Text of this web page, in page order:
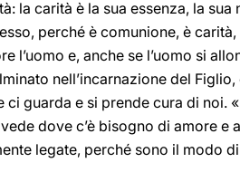
la carità è la sua essenza, la
perché è comunione, è
l’uomo e, anche se l’uomo si
nell’incarnazione del Figlio,
guarda e si prende cura di noi.
dove c’è bisogno di amore e
legate, perché sono il modo